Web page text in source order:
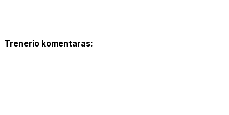
Trenerio komentaras: